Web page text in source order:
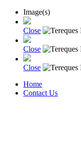
Image(s)
Close
Close
Close
Home
Contact Us